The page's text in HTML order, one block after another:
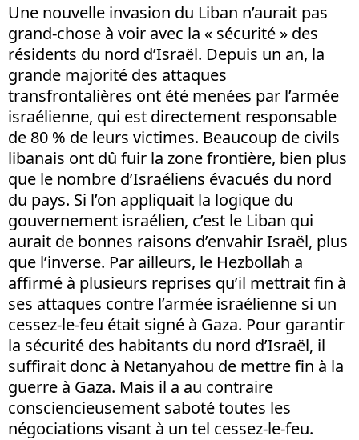
Une nouvelle invasion du Liban n’aurait pas
grand-chose à voir avec la « sécurité » des
résidents du nord d’Israël. Depuis un an, la
grande majorité des attaques
transfrontalières ont été menées par l’armée
israélienne, qui est directement responsable
de 80 % de leurs victimes. Beaucoup de civils
libanais ont dû fuir la zone frontière, bien plus
que le nombre d’Israéliens évacués du nord
du pays. Si l’on appliquait la logique du
gouvernement israélien, c’est le Liban qui
aurait de bonnes raisons d’envahir Israël, plus
que l’inverse. Par ailleurs, le Hezbollah a
affirmé à plusieurs reprises qu’il mettrait fin à
ses attaques contre l’armée israélienne si un
cessez-le-feu était signé à Gaza. Pour garantir
la sécurité des habitants du nord d’Israël, il
suffirait donc à Netanyahou de mettre fin à la
guerre à Gaza. Mais il a au contraire
consciencieusement saboté toutes les
négociations visant à un tel cessez-le-feu.